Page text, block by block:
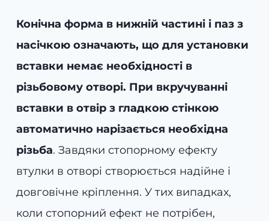
Конічна форма в нижній частині і паз з
насічкою означають, що для установки
вставки немає необхідності в
різьбовому отворі. При вкручуванні
вставки в отвір з гладкою стінкою
автоматично нарізається необхідна
різьба. Завдяки стопорному ефекту
втулки в отворі створюється надійне і
довговічне кріплення. У тих випадках,
коли стопорний ефект не потрібен,